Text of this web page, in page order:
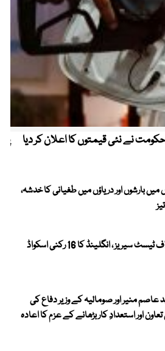
نے نئی قیمتوں کا اعلان کر دیا
گھنٹوں میں بارشوں اور دریاؤں میں طغیانی کا خدشہ،
پاکستان کیخلاف ٹیسٹ سیریز ، انگلینڈ کا 16 رکنی اسکواڈ
عاصم منیر اور صومالیہ کے وزیر دفاع کی
اور استعدادِ کار بڑھانے کے عزم کا اعادہ